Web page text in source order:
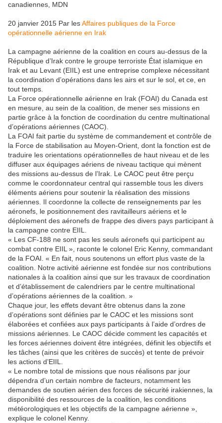
canadiennes, MDN
20 janvier 2015 Par lesAffaires publiques de la Force
opérationnelle aérienne en Irak
La campagne aérienne de la coalition en cours au-dessus de la
République d’Irak contre le groupe terroriste État islamique en
Irak et au Levant (EIIL) est une entreprise complexe nécessitant
la coordination d’opérations dans les airs et sur le sol, et ce, en
tout temps.
La Force opérationnelle aérienne en Irak (FOAI) du Canada est
en mesure, au sein de la coalition, de mener ses missions en
partie grâce à la fonction de coordination du centre multinational
d’opérations aériennes (CAOC).
La FOAI fait partie du système de commandement et contrôle de
la Force de stabilisation au Moyen-Orient, dont la fonction est de
traduire les orientations opérationnelles de haut niveau et de les
diffuser aux équipages aériens de niveau tactique qui mènent
des missions au‑dessus de l’Irak. Le CAOC peut être perçu
comme le coordonnateur central qui rassemble tous les divers
éléments aériens pour soutenir la réalisation des missions
aériennes. Il coordonne la collecte de renseignements par les
aéronefs, le positionnement des ravitailleurs aériens et le
déploiement des aéronefs de frappe des divers pays participant à
la campagne contre EIIL.
« Les CF-188 ne sont pas les seuls aéronefs qui participent au
combat contre EIIL », raconte le colonel Eric Kenny, commandant
de la FOAI. « En fait, nous soutenons un effort plus vaste de la
coalition. Notre activité aérienne est fondée sur nos contributions
nationales à la coalition ainsi que sur les travaux de coordination
et d’établissement de calendriers par le centre multinational
d’opérations aériennes de la coalition. »
Chaque jour, les effets devant être obtenus dans la zone
d’opérations sont définies par le CAOC et les missions sont
élaborées et confiées aux pays participants à l’aide d’ordres de
missions aériennes. Le CAOC décide comment les capacités et
les forces aériennes doivent être intégrées, définit les objectifs et
les tâches (ainsi que les critères de succès) et tente de prévoir
les actions d’EIIL.
« Le nombre total de missions que nous réalisons par jour
dépendra d’un certain nombre de facteurs, notamment les
demandes de soutien aérien des forces de sécurité irakiennes, la
disponibilité des ressources de la coalition, les conditions
météorologiques et les objectifs de la campagne aérienne »,
explique le colonel Kenny.